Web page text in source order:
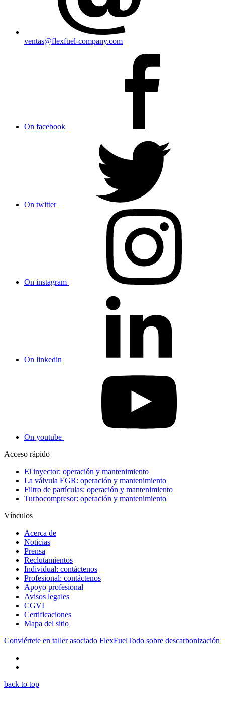
ventas@flexfuel-company.com
On facebook
On twitter
On instagram
On linkedin
On youtube
Acceso rápido
El inyector: operación y mantenimiento
La válvula EGR: operación y mantenimiento
Filtro de partículas: operación y mantenimiento
Turbocompresor: operación y mantenimiento
Vínculos
Acerca de
Noticias
Prensa
Reclutamientos
Individual: contáctenos
Profesional: contáctenos
Apoyo profesional
Avisos legales
CGVI
Certificaciones
Mapa del sitio
Conviértete en taller asociado FlexFuelTodo sobre descarbonización
back to top